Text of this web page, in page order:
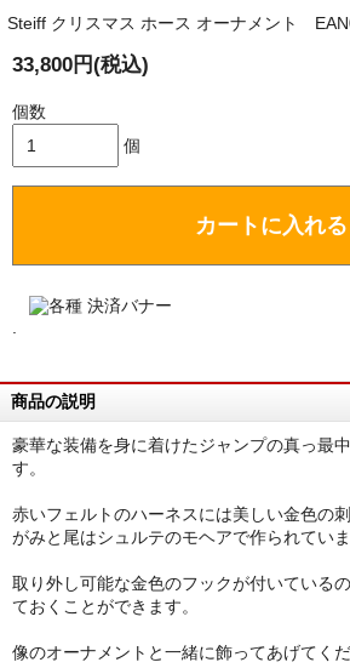
Steiff クリスマス ホース オーナメント
33,800円(税込)
個数
個
カートに入れる
商品の説明
豪華な装備を身に着けたジャンプの真っ最
す。
赤いフェルトのハーネスには美しい金色の
がみと尾はシュルテのモヘアで作られていま
取り外し可能な金色のフックが付いている
ておくことができます。
像のオーナメントと一緒に飾ってあげてくだ